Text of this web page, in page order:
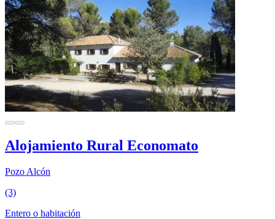
Alojamiento Rural Economato
Pozo Alcón
(3)
Entero o habitación